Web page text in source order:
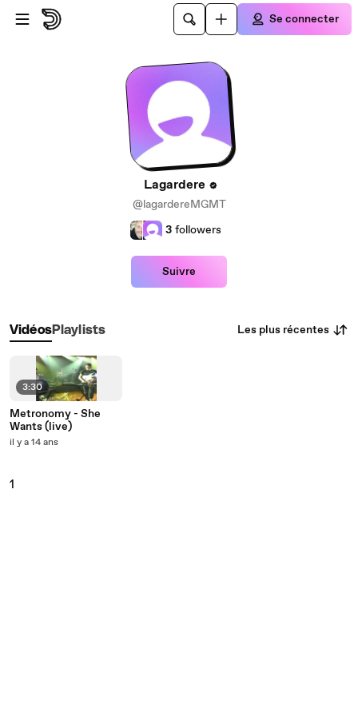
Passer au contenu principal
Se connecter
Lagardere
@lagardereMGMT
3 followers
Suivre
VidéosPlaylists Les plus récentes
3:30
Metronomy - She
Wants (live)
il y a 14 ans
1